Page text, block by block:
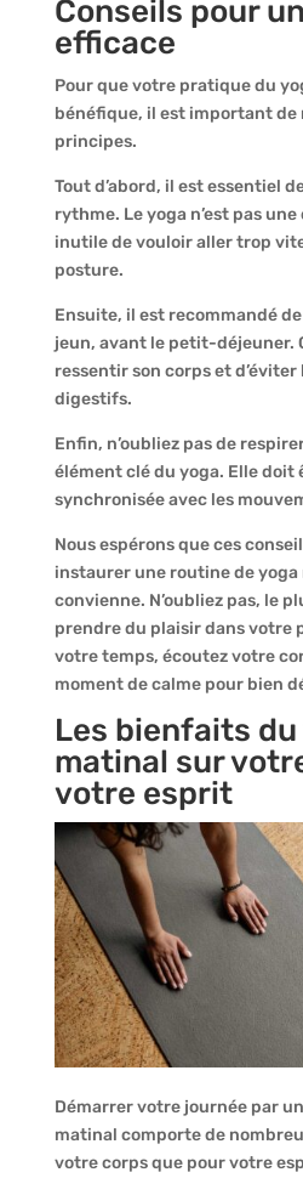
Conseils pour
efficace
Pour que votre pratique du
bénéfique, il est important
principes.
Tout d’abord, il est essentiel
rythme. Le yoga n’est pas
inutile de vouloir aller trop
posture.
Ensuite, il est recommandé
jeun, avant le petit-déjeuner.
ressentir son corps et
digestifs.
Enfin, n’oubliez pas de
élément clé du yoga. Elle doit
synchronisée avec les
Nous espérons que ces
instaurer une routine de
convienne. N’oubliez pas, le
prendre du plaisir dans votre
votre temps, écoutez votre
moment de calme pour bien
Les bienfaits du
matinal sur
votre esprit
Démarrer votre journée par
matinal comporte de
votre corps que pour votre